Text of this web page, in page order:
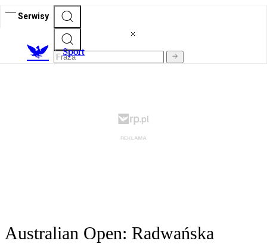
Serwisy
Sport
Australian Open: Radwańska